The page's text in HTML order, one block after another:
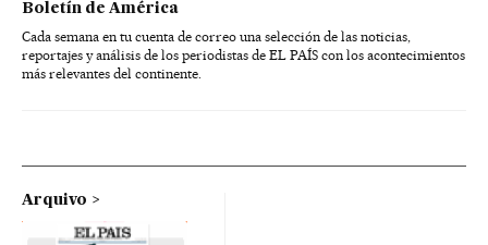
Boletín de América
Cada semana en tu cuenta de correo una selección de las noticias,
reportajes y análisis de los periodistas de EL PAÍS con los acontecimientos
más relevantes del continente.
Arquivo